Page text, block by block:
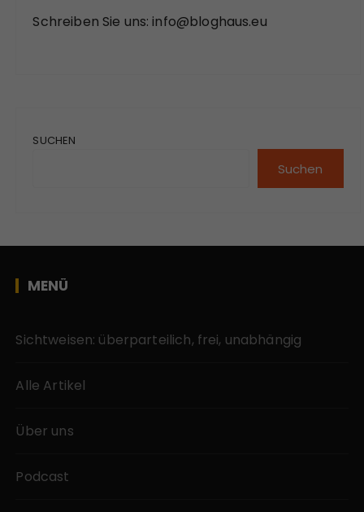
Schreiben Sie uns: info@bloghaus.eu
SUCHEN
Suchen
MENÜ
Sichtweisen: überparteilich, frei, unabhängig
Alle Artikel
Über uns
Podcast